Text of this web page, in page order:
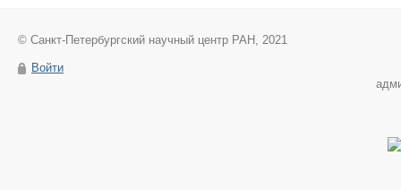
© Санкт-Петербургский научный центр РАН, 2021
Войти